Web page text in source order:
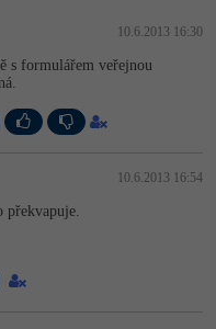
10.6.2013 16:30
s formulářem veřejnou
10.6.2013 16:54
překvapuje.